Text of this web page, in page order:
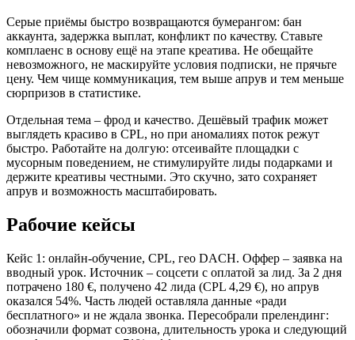
Серые приёмы быстро возвращаются бумерангом: бан
аккаунта, задержка выплат, конфликт по качеству. Ставьте
комплаенс в основу ещё на этапе креатива. Не обещайте
невозможного, не маскируйте условия подписки, не прячьте
цену. Чем чище коммуникация, тем выше апрув и тем меньше
сюрпризов в статистике.
Отдельная тема – фрод и качество. Дешёвый трафик может
выглядеть красиво в CPL, но при аномалиях поток режут
быстро. Работайте на долгую: отсеивайте площадки с
мусорным поведением, не стимулируйте лиды подарками и
держите креативы честными. Это скучно, зато сохраняет
апрув и возможность масштабировать.
Рабочие кейсы
Кейс 1: онлайн‑обучение, CPL, гео DACH. Оффер – заявка на
вводный урок. Источник – соцсети с оплатой за лид. За 2 дня
потрачено 180 €, получено 42 лида (CPL 4,29 €), но апрув
оказался 54%. Часть людей оставляла данные «ради
бесплатного» и не ждала звонка. Пересобрали прелендинг:
обозначили формат созвона, длительность урока и следующий